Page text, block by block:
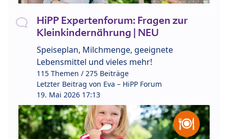
HiPP Expertenforum: Fragen zur
Kleinkindernährung | NEU
Speiseplan, Milchmenge, geeignete
Lebensmittel und vieles mehr!
115 Themen / 275 Beiträge
Letzter Beitrag von Eva – HiPP Forum
19. Mai 2026 17:13